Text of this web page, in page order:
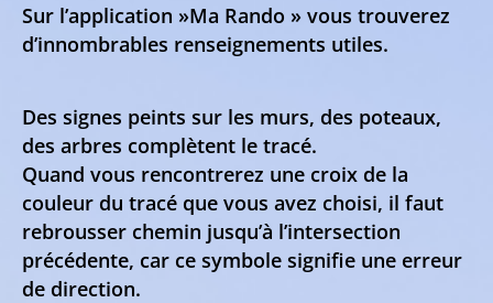
Sur l’application »Ma Rando » vous trouverez
d’innombrables renseignements utiles.
Des signes peints sur les murs, des poteaux,
des arbres complètent le tracé.
Quand vous rencontrerez une croix de la
couleur du tracé que vous avez choisi, il faut
rebrousser chemin jusqu’à l’intersection
précédente, car ce symbole signifie une erreur
de direction.